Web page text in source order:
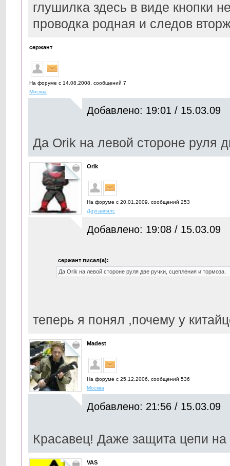
глушилка здесь в виде кнопки
проводка родная и следов
сержант
На форуме с 14.08.2008, cообщений 7
Москва
Добавлено: 19:01 / 15.03.09
Да Orik на левой стороне руля
Orik
На форуме с 20.01.2009, cообщений 253
Даугавпилс
Добавлено: 19:08 / 15.03.09
сержант писал(а):
Да Orik на левой стороне руля две ручки, сцепления и тормоза.
теперь я понял ,почему у
Madest
На форуме с 25.12.2006, cообщений 536
Москва
Добавлено: 21:56 / 15.03.09
Красавец! Даже защита цепи
VAS